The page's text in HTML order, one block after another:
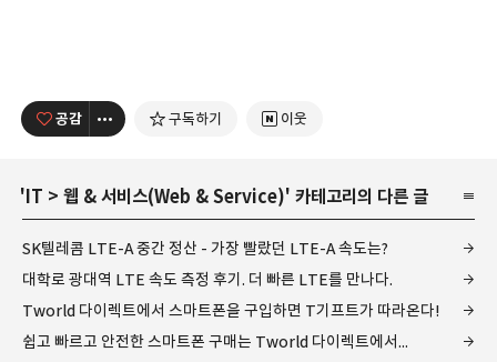
공감 구독하기 이웃
'IT > 웹 & 서비스(Web & Service)' 카테고리의 다른 글
SK텔레콤 LTE-A 중간 정산 - 가장 빨랐던 LTE-A 속도는?
대학로 광대역 LTE 속도 측정 후기. 더 빠른 LTE를 만나다.
Tworld 다이렉트에서 스마트폰을 구입하면 T기프트가 따라온다!
쉽고 빠르고 안전한 스마트폰 구매는 Tworld 다이렉트에서...